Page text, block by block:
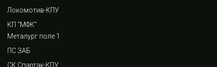
Локомотив-КПУ
КП “МФК”
Металург поле 1
ПС ЗАБ
СК Спартак-КПУ